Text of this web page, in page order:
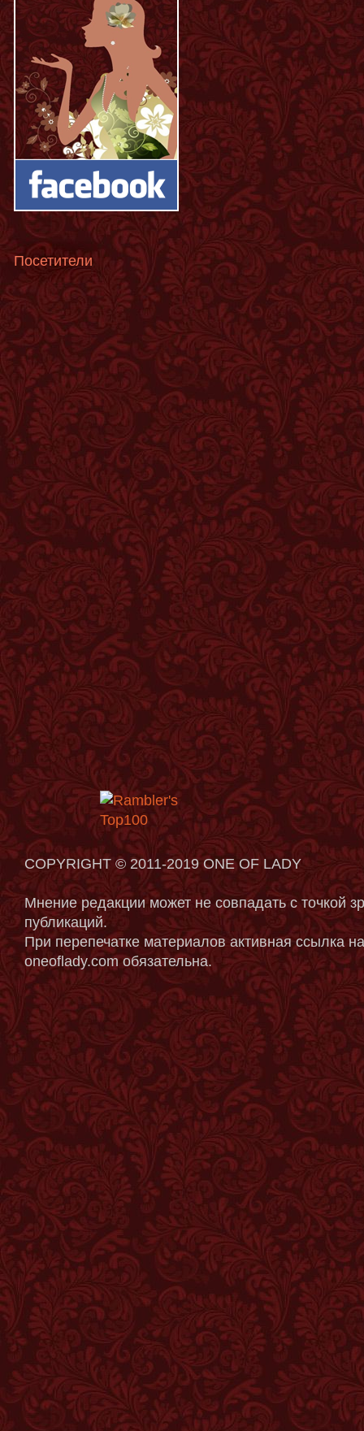
Посетители
COPYRIGHT © 2011-2019 ONE OF LADY
Мнение редакции может не совпадать с точкой
публикаций.
При перепечатке материалов активная ссылка
oneoflady.com обязательна.